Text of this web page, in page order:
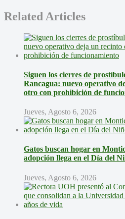
Related Articles
Siguen los cierres de
Rancagua: nuevo operativo
otro con prohibición de
Jueves, Agosto 6, 2026
Gatos buscan hogar en
adopción llega en el Día del
Jueves, Agosto 6, 2026